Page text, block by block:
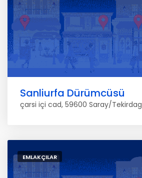
Sanliurfa Dürümcüsü
çarsi içi cad, 59600 Saray/Tekirdag
EMLAKÇILAR